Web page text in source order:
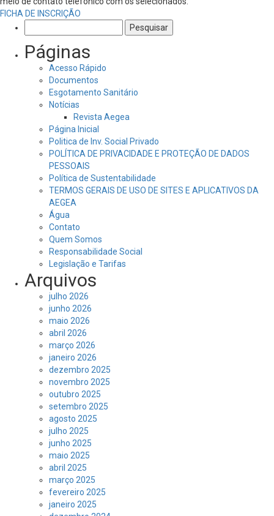
FICHA DE INSCRIÇÃO
por:
Páginas
Acesso Rápido
Documentos
Esgotamento Sanitário
Notícias
Revista Aegea
Página Inicial
Politica de Inv. Social Privado
POLÍTICA DE PRIVACIDADE E PROTEÇÃO DE DADOS
PESSOAIS
Política de Sustentabilidade
TERMOS GERAIS DE USO DE SITES E APLICATIVOS DA
AEGEA
Água
Contato
Quem Somos
Responsabilidade Social
Legislação e Tarifas
Arquivos
julho 2026
junho 2026
maio 2026
abril 2026
março 2026
janeiro 2026
dezembro 2025
novembro 2025
outubro 2025
setembro 2025
agosto 2025
julho 2025
junho 2025
maio 2025
abril 2025
março 2025
fevereiro 2025
janeiro 2025